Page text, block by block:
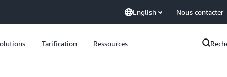
English Nous contacter
Tarification Ressources